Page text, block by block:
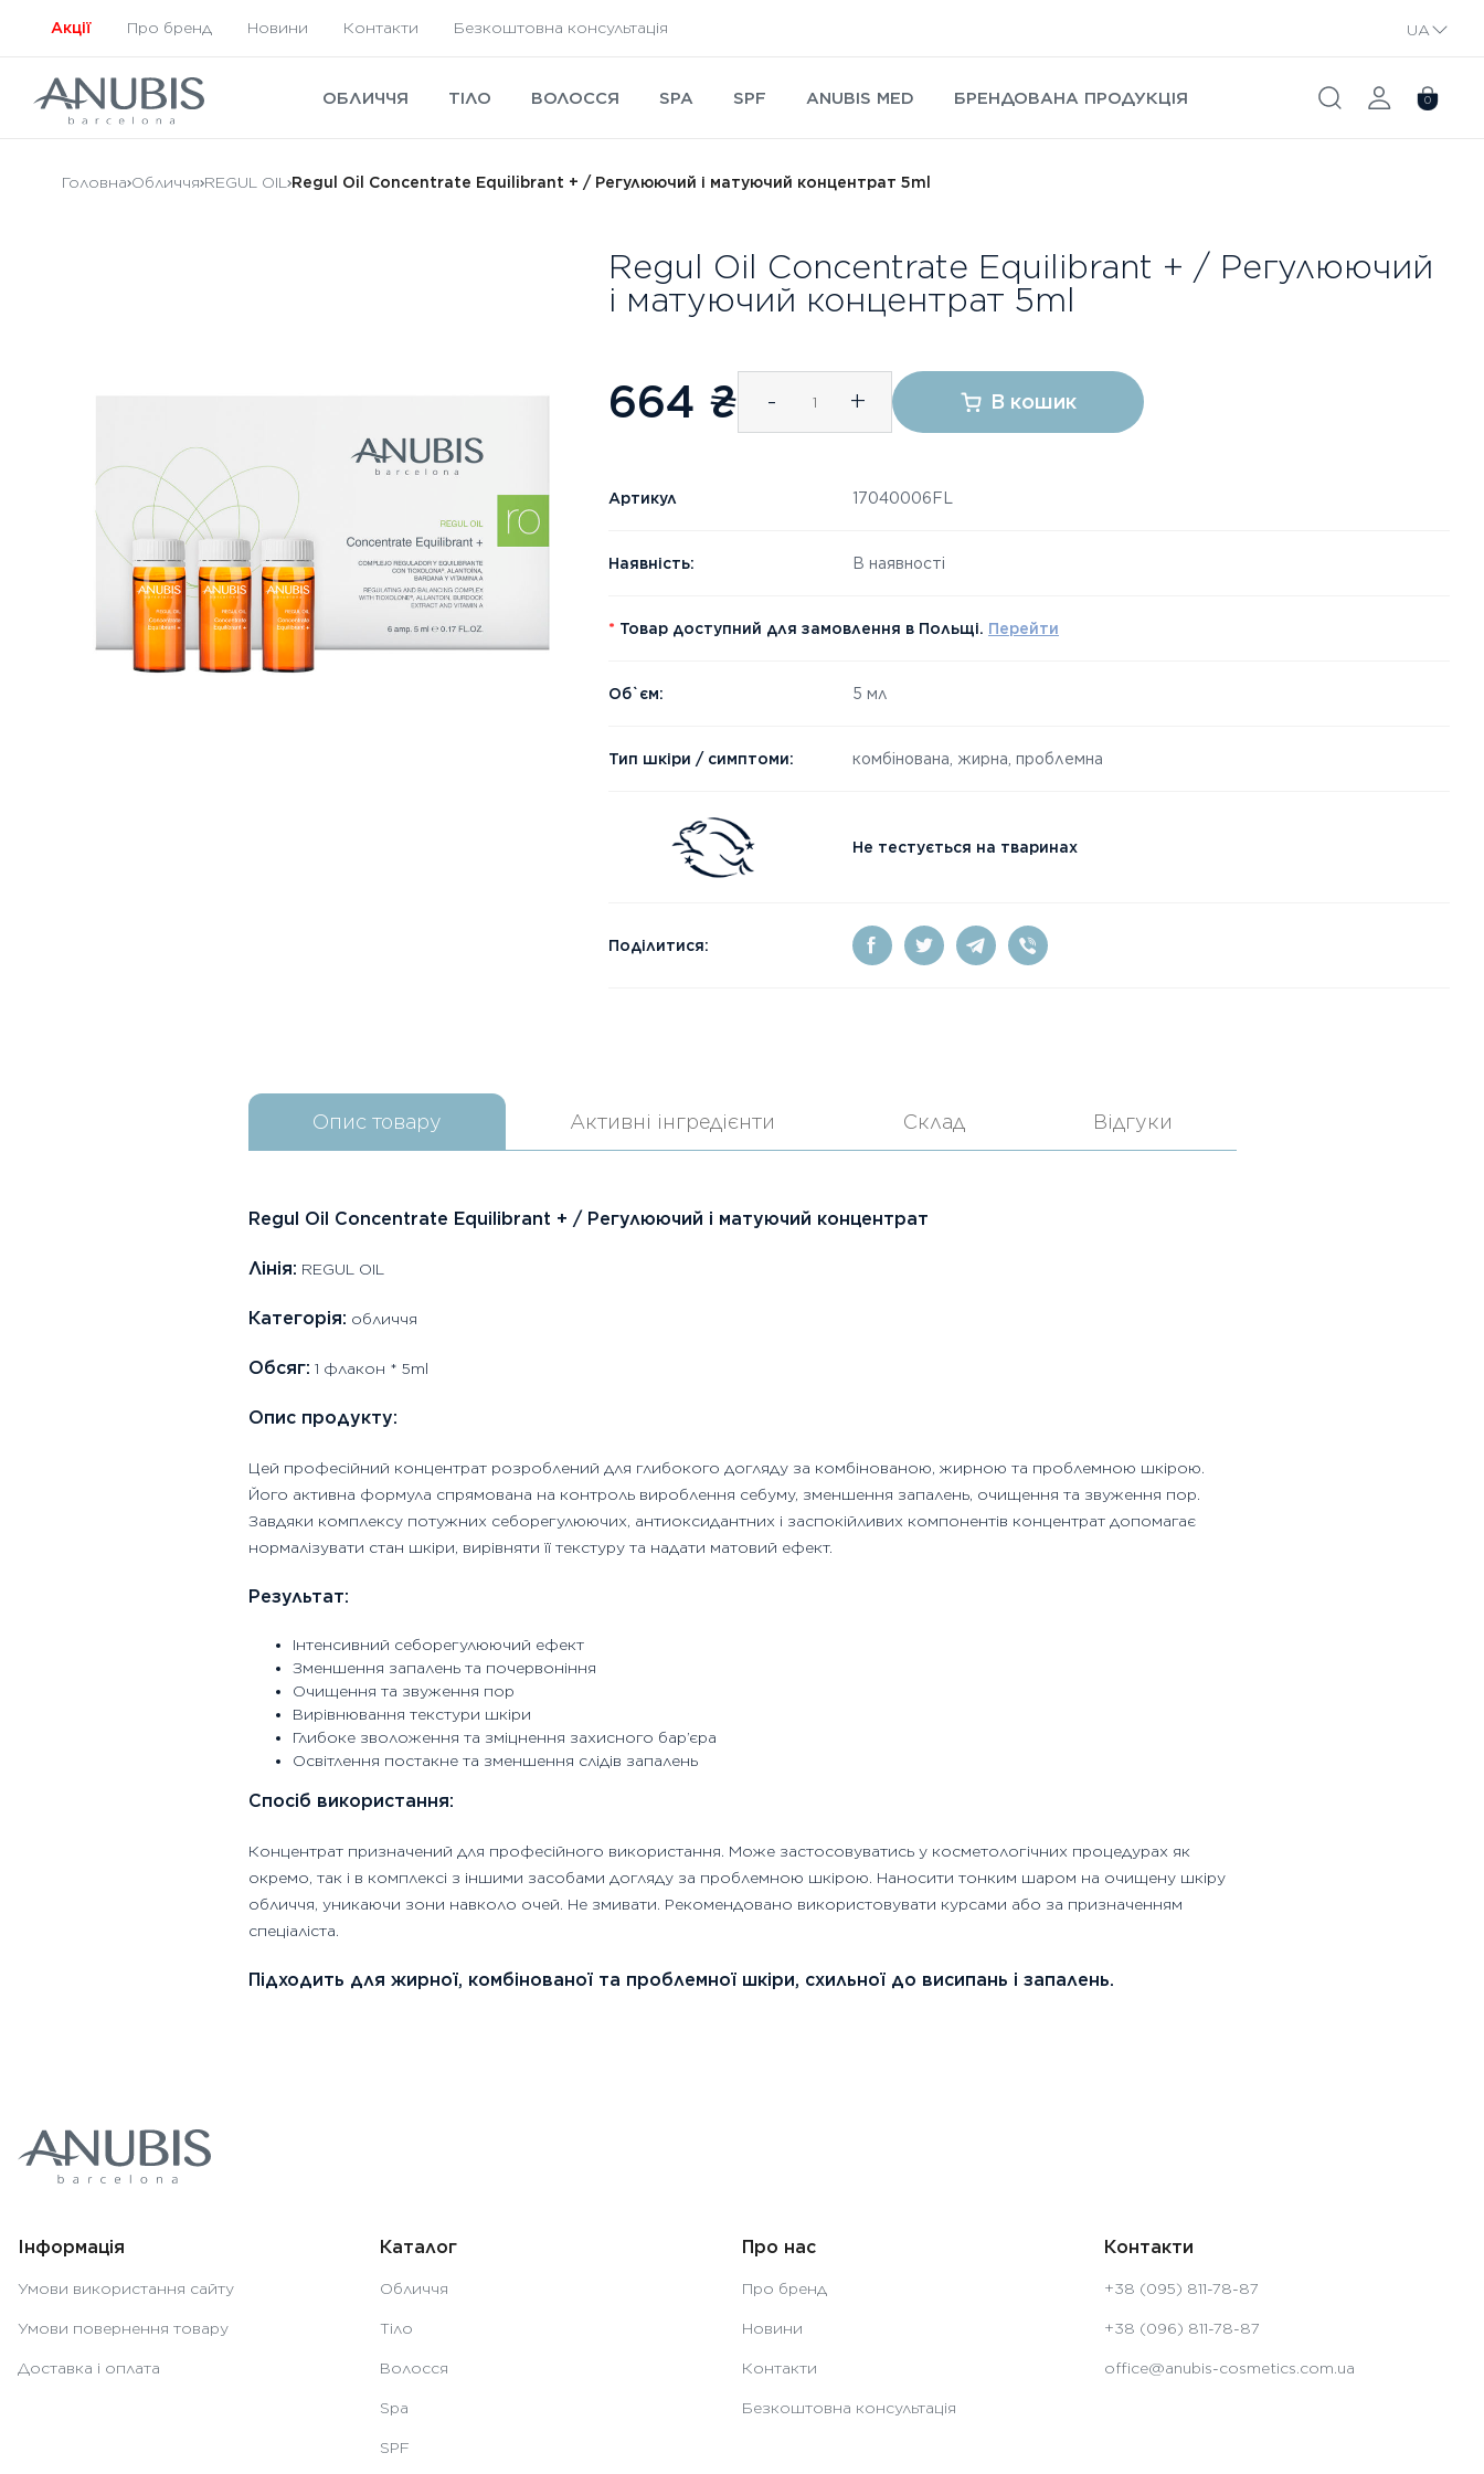
Акції Про бренд Новини Контакти Безкоштовна консультація
UA
ОБЛИЧЧЯ ТІЛО ВОЛОССЯ SPA SPF ANUBIS MED БРЕНДОВАНА ПРОДУКЦІЯ 0
Головна Обличчя REGUL OIL Regul Oil Concentrate Equilibrant + / Регулюючий і матуючий концентрат 5ml
Regul Oil Concentrate Equilibrant + / Регулюючий
і матуючий концентрат 5ml
664 ₴ - + В кошик
Артикул 17040006FL
Наявність: В наявності
* Товар доступний для замовлення в Польщі. Перейти
Об`єм: 5 мл
Тип шкіри / симптоми: комбінована, жирна, проблемна
Не тестується на тваринах
Поділитися:
Опис товару Активні інгредієнти Склад Відгуки
Regul Oil Concentrate Equilibrant + / Регулюючий і матуючий концентрат
Лінія: REGUL OIL
Категорія: обличчя
Обсяг: 1 флакон * 5ml
Опис продукту:
Цей професійний концентрат розроблений для глибокого догляду за комбінованою, жирною та проблемною шкірою.
Його активна формула спрямована на контроль вироблення себуму, зменшення запалень, очищення та звуження пор.
Завдяки комплексу потужних себорегулюючих, антиоксидантних і заспокійливих компонентів концентрат допомагає
нормалізувати стан шкіри, вирівняти її текстуру та надати матовий ефект.
Результат:
Інтенсивний себорегулюючий ефект
Зменшення запалень та почервоніння
Очищення та звуження пор
Вирівнювання текстури шкіри
Глибоке зволоження та зміцнення захисного бар’єра
Освітлення постакне та зменшення слідів запалень
Спосіб використання:
Концентрат призначений для професійного використання. Може застосовуватись у косметологічних процедурах як
окремо, так і в комплексі з іншими засобами догляду за проблемною шкірою. Наносити тонким шаром на очищену шкіру
обличчя, уникаючи зони навколо очей. Не змивати. Рекомендовано використовувати курсами або за призначенням
спеціаліста.
Підходить для жирної, комбінованої та проблемної шкіри, схильної до висипань і запалень.
Інформація
Умови використання сайту
Умови повернення товару
Доставка і оплата
Каталог
Обличчя
Тіло
Волосся
Spa
SPF
Про нас
Про бренд
Новини
Контакти
Безкоштовна консультація
Контакти
+38 (095) 811-78-87
+38 (096) 811-78-87
office@anubis-cosmetics.com.ua